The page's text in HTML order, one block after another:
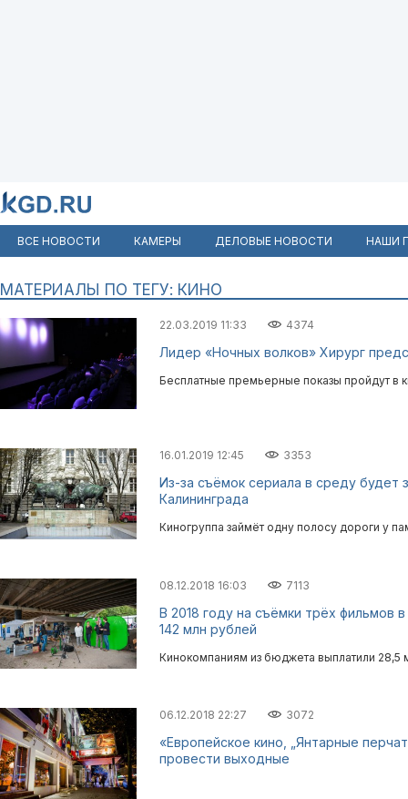
ВСЕ НОВОСТИ КАМЕРЫ ДЕЛОВЫЕ НОВОСТИ НАШИ
МАТЕРИАЛЫ ПО ТЕГУ: КИНО
22.03.2019 11:33 4374
Лидер «Ночных волков» Хирург
Бесплатные премьерные показы пройдут в
16.01.2019 12:45 3353
Из-за съёмок сериала в среду будет
Калининграда
Киногруппа займёт одну полосу дороги у
08.12.2018 16:03 7113
В 2018 году на съёмки трёх фильмов
142 млн рублей
Кинокомпаниям из бюджета выплатили 28,5
06.12.2018 22:27 3072
«Европейское кино, „Янтарные
провести выходные